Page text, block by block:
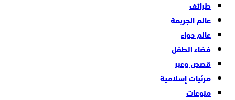
طرائف
عالم الجريمة
عالم حواء
فضاء الطفل
قصص وعبر
مرئيات إسلامية
منوعات